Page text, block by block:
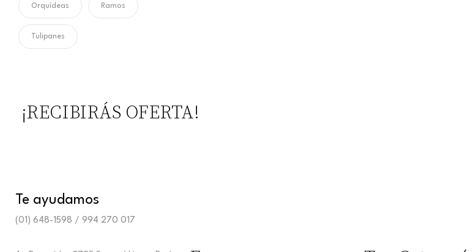
Orquídeas Ramos
Tulipanes
¡RECIBIRÁS OFERTA!
Te ayudamos
(01) 648-1598 / 994 270 017